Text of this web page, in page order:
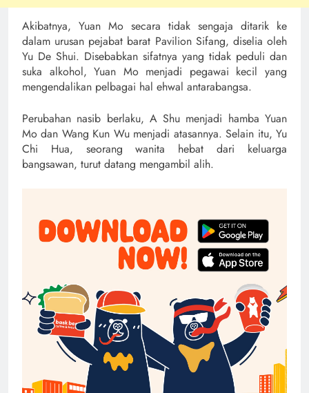
Akibatnya, Yuan Mo secara tidak sengaja ditarik ke
dalam urusan pejabat barat Pavilion Sifang, diselia oleh
Yu De Shui. Disebabkan sifatnya yang tidak peduli dan
suka alkohol, Yuan Mo menjadi pegawai kecil yang
mengendalikan pelbagai hal ehwal antarabangsa.
Perubahan nasib berlaku, A Shu menjadi hamba Yuan
Mo dan Wang Kun Wu menjadi atasannya. Selain itu, Yu
Chi Hua, seorang wanita hebat dari keluarga
bangsawan, turut datang mengambil alih.